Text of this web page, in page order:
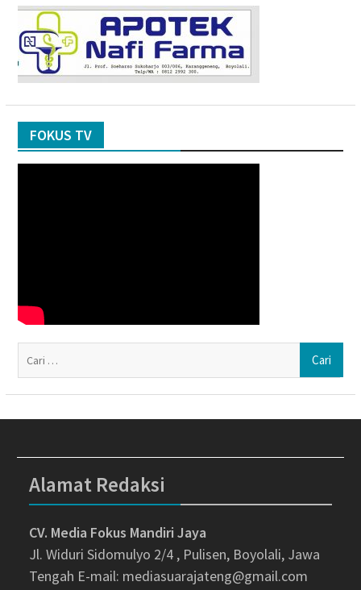
FOKUS TV
Alamat Redaksi
CV. Media Fokus Mandiri Jaya
Jl. Widuri Sidomulyo 2/4 , Pulisen, Boyolali, Jawa
Tengah E-mail: mediasuarajateng@gmail.com